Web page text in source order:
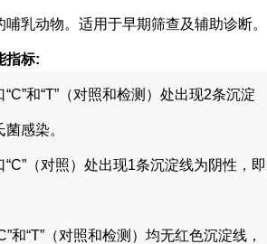
乳动物。适用于早期筛查及辅助诊断。
指标:
“C”和“T” （对照和检测）处出现2条沉淀
感染。
“C” （对照）处出现1条沉淀线为阴性，即
和“T” （对照和检测）均无红色沉淀线，